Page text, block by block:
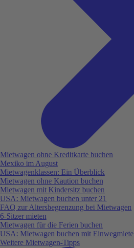
Mietwagen ohne Kreditkarte buchen
Mexiko im August
Mietwagenklassen: Ein Überblick
Mietwagen ohne Kaution buchen
Mietwagen mit Kindersitz buchen
USA: Mietwagen buchen unter 21
FAQ zur Altersbegrenzung bei Mietwagen
6-Sitzer mieten
Mietwagen für die Ferien buchen
USA: Mietwagen buchen mit Einwegmiete
Weitere Mietwagen-Tipps